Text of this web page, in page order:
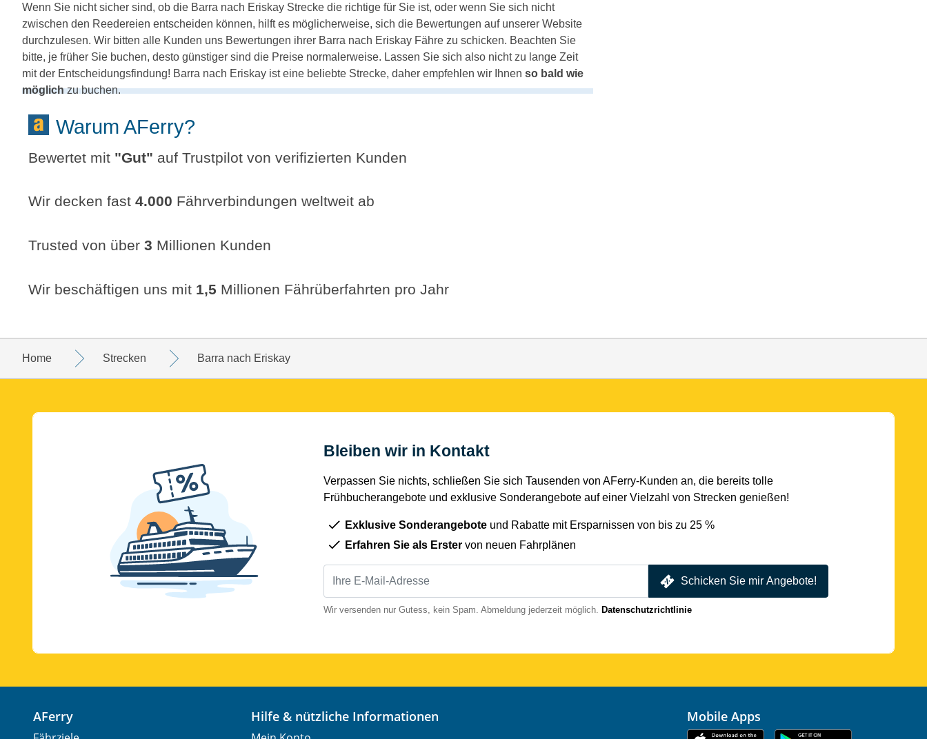
Wenn Sie nicht sicher sind, ob die Barra nach Eriskay Strecke die richtige für Sie ist, oder wenn Sie sich nicht
zwischen den Reedereien entscheiden können, hilft es möglicherweise, sich die Bewertungen auf unserer Website
durchzulesen. Wir bitten alle Kunden uns Bewertungen ihrer Barra nach Eriskay Fähre zu schicken. Beachten Sie
bitte, je früher Sie buchen, desto günstiger sind die Preise normalerweise. Lassen Sie sich also nicht zu lange Zeit
mit der Entscheidungsfindung! Barra nach Eriskay ist eine beliebte Strecke, daher empfehlen wir Ihnen so bald wie
möglichzu buchen.
Warum AFerry?
Bewertet mit "Gut" auf Trustpilot von verifizierten Kunden
Wir decken fast 4.000 Fährverbindungen weltweit ab
Trusted von über 3 Millionen Kunden
Wir beschäftigen uns mit 1,5 Millionen Fährüberfahrten pro Jahr
Home Strecken Barra nach Eriskay
Bleiben wir in Kontakt
Verpassen Sie nichts, schließen Sie sich Tausenden von AFerry-Kunden an, die bereits tolle
Frühbucherangebote und exklusive Sonderangebote auf einer Vielzahl von Strecken genießen!
Exklusive Sonderangebote und Rabatte mit Ersparnissen von bis zu 25 %
Erfahren Sie als Erster von neuen Fahrplänen
Schicken Sie mir Angebote!
Wir versenden nur Gutess, kein Spam. Abmeldung jederzeit möglich. Datenschutzrichtlinie
AFerry Hilfe & nützliche Informationen Mobile Apps